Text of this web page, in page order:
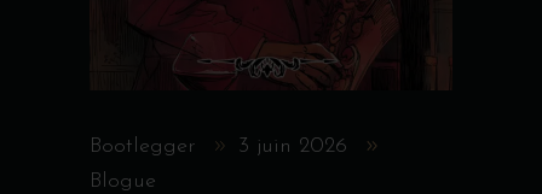
Bootlegger
3 juin 2026
Blogue